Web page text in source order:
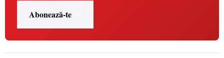
Abonează-te